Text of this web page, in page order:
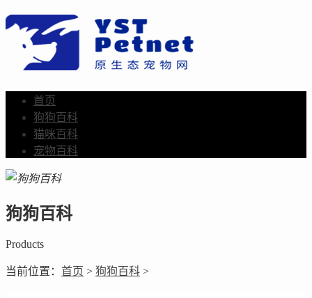
首页
狗狗百科
猫咪百科
宠物百科
狗狗百科
Products
当前位置： 首页 > 狗狗百科 >